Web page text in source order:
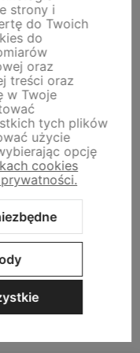
Shoper Modern 3.0™
strony i
do Twoich
do
oraz
treści oraz
w Twoje
tych plików
użycie
opcję
cookies